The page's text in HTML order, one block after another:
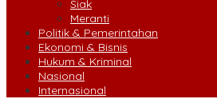
Siak
Meranti
Politik & Pemerintahan
Ekonomi & Bisnis
Hukum & Kriminal
Nasional
Internasional